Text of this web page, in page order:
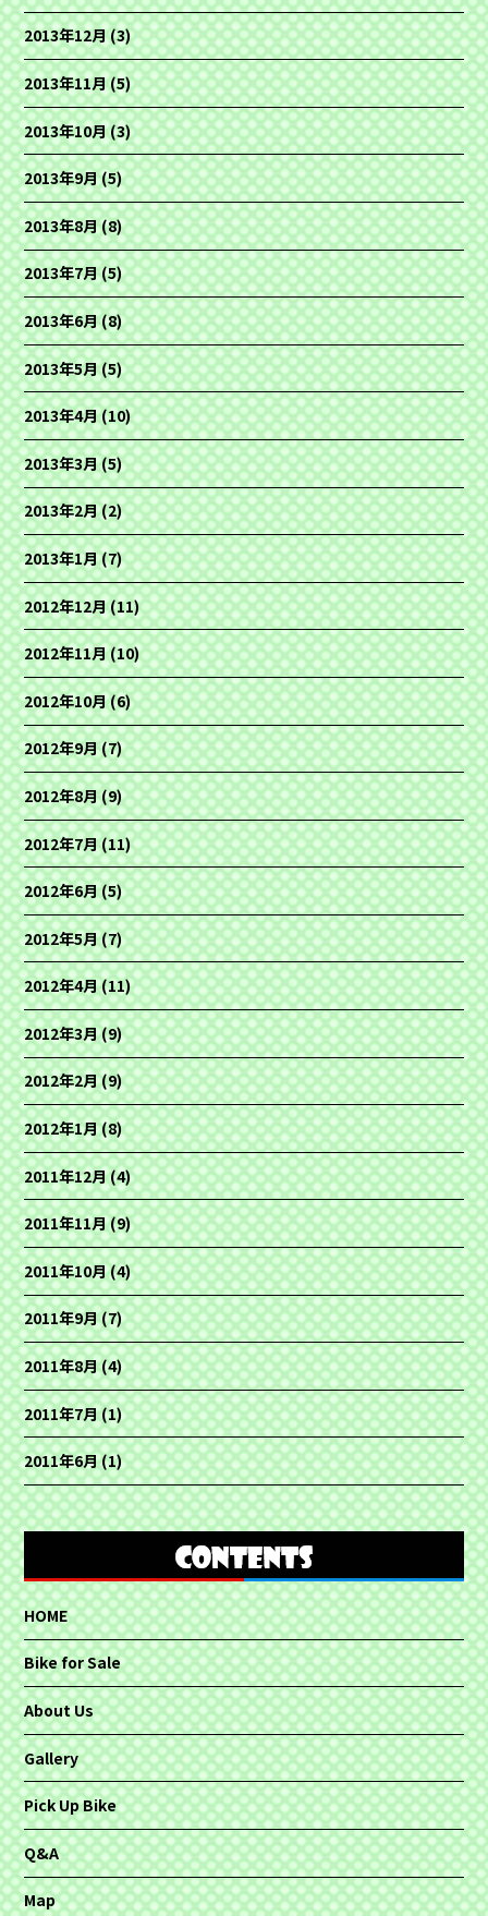
2013年12月(3)
2013年11月(5)
2013年10月(3)
2013年9月(5)
2013年8月(8)
2013年7月(5)
2013年6月(8)
2013年5月(5)
2013年4月(10)
2013年3月(5)
2013年2月(2)
2013年1月(7)
2012年12月(11)
2012年11月(10)
2012年10月(6)
2012年9月(7)
2012年8月(9)
2012年7月(11)
2012年6月(5)
2012年5月(7)
2012年4月(11)
2012年3月(9)
2012年2月(9)
2012年1月(8)
2011年12月(4)
2011年11月(9)
2011年10月(4)
2011年9月(7)
2011年8月(4)
2011年7月(1)
2011年6月(1)
HOME
Bike for Sale
About Us
Gallery
Pick Up Bike
Q&A
Map